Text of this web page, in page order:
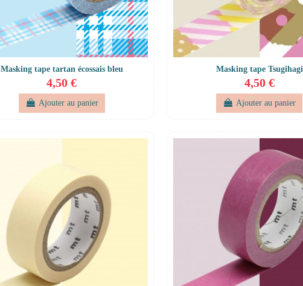
Masking tape tartan écossais bleu
4,50 €
Ajouter au panier
Masking tape Tsugihagi
4,50 €
Ajouter au panier